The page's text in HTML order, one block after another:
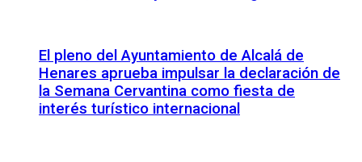
El pleno del Ayuntamiento de Alcalá de
Henares aprueba impulsar la declaración de
la Semana Cervantina como fiesta de
interés turístico internacional